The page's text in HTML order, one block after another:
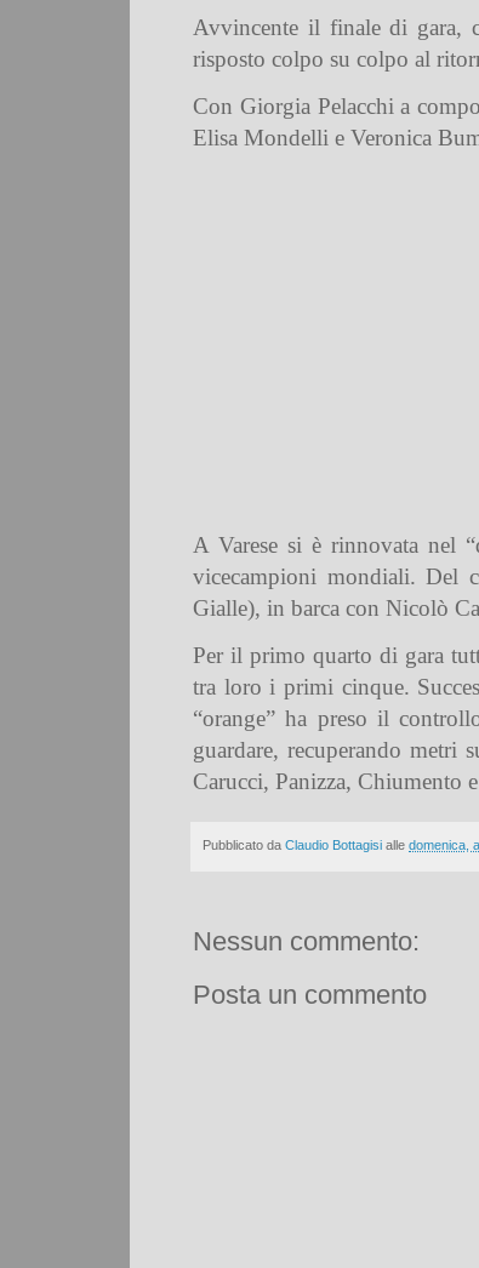
Avvincente il finale di gara,
risposto colpo su colpo al
Con Giorgia Pelacchi a
Elisa Mondelli e Veronica
A Varese si è rinnovata nel
vicecampioni mondiali. Del
Gialle), in barca con Nicolò
Per il primo quarto di gara
tra loro i primi cinque.
“orange” ha preso il
guardare, recuperando metri
Carucci, Panizza, Chiumento
Pubblicato da Claudio Bottagisi alle domenica,
Nessun commento:
Posta un commento